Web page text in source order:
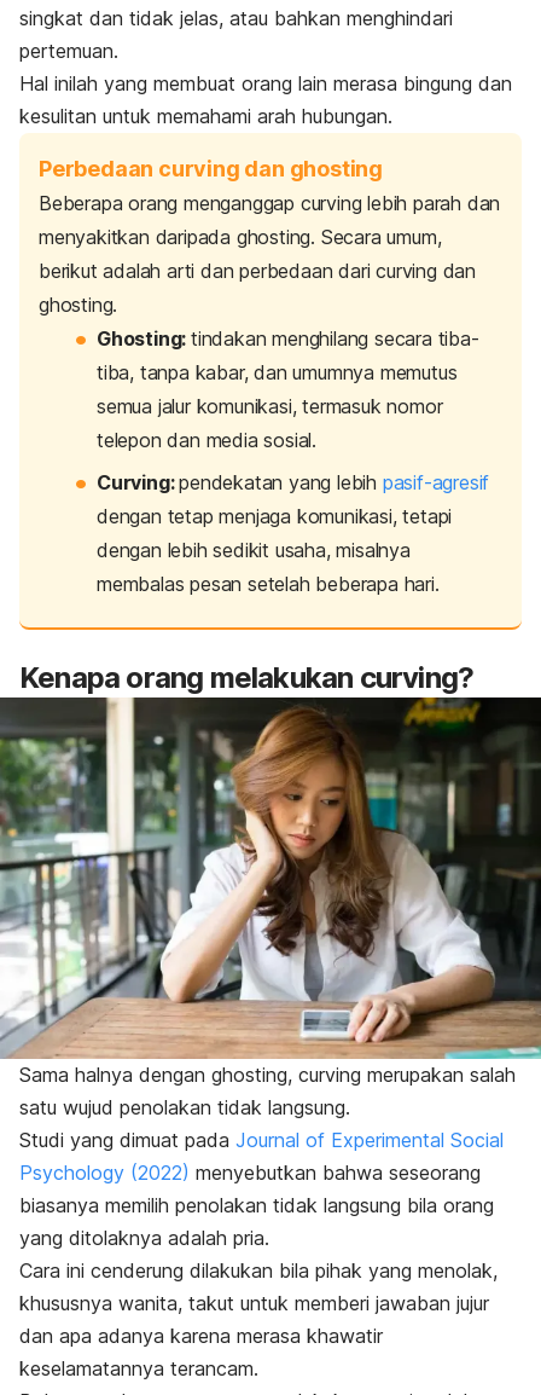
singkat dan tidak jelas, atau bahkan menghindari
pertemuan.
Hal inilah yang membuat orang lain merasa bingung dan
kesulitan untuk memahami arah hubungan.
Perbedaan curving dan ghosting
Beberapa orang menganggap curvinglebih parah dan
menyakitkan daripada ghosting. Secara umum,
berikut adalah arti dan perbedaan daricurving dan
ghosting.
Ghosting:tindakan menghilang secara tiba-
tiba, tanpa kabar, dan umumnya memutus
semua jalur komunikasi, termasuk nomor
telepon dan media sosial.
Curving:pendekatan yang lebih pasif-agresif
dengan tetap menjaga komunikasi, tetapi
dengan lebih sedikit usaha, misalnya
membalas pesan setelah beberapa hari.
Kenapa orang melakukan curving?
Sama halnya dengan ghosting, curving merupakan salah
satu wujud penolakan tidak langsung.
Studi yang dimuat pada Journal of Experimental Social
Psychology (2022) menyebutkan bahwa seseorang
biasanya memilih penolakan tidak langsung bila orang
yang ditolaknya adalah pria.
Cara ini cenderung dilakukan bila pihak yang menolak,
khususnya wanita, takut untuk memberi jawaban jujur
dan apa adanya karena merasa khawatir
keselamatannya terancam.